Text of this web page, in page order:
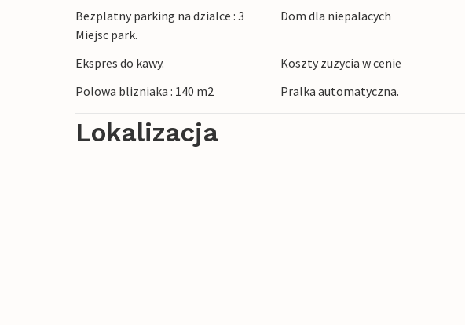
Daniele DOP.
Bezplatny parking na dzialce : 3
Miejsc park.
Dom dla niepalacych
Ekspres do kawy. Koszty zuzycia w cenie
Polowa blizniaka : 140 m2
Pralka automatyczna.
Lokalizacja